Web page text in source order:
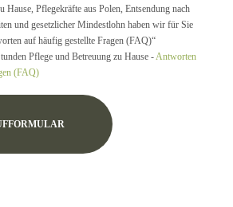
Hause, Pflegekräfte aus Polen, Entsendung nach
und gesetzlicher Mindestlohn haben wir für Sie
auf häufig gestellte Fragen (FAQ)“
Pflege und Betreuung zu Hause -Antworten
(FAQ)